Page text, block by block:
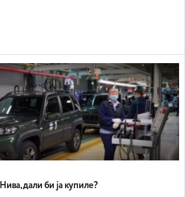
дали би ја купиле?